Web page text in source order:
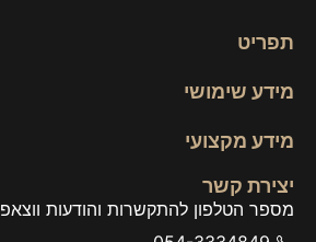
תפריט
מידע שימושי
מידע מקצועי
יצירת קשר
מספר הטלפון להתקשרות והודעות ווצאפ